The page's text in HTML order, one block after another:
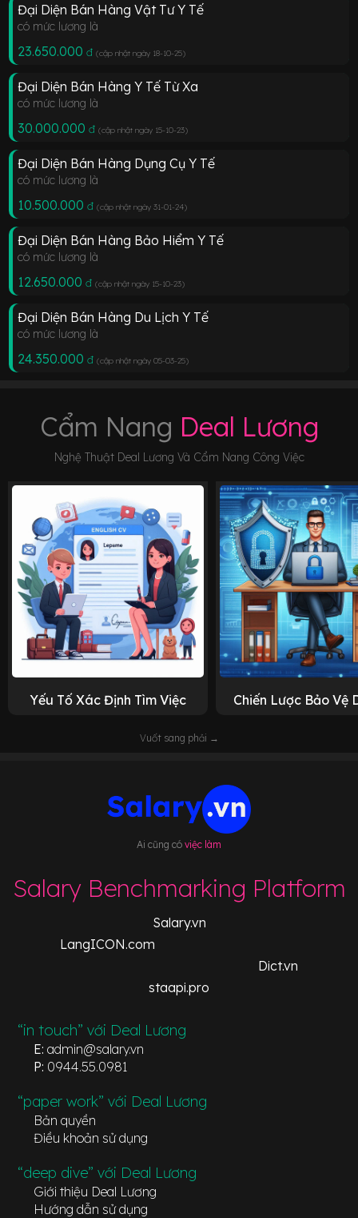
Đại Diện Bán Hàng Vật Tư Y Tế
có mức lương là
23.650.000 đ (cập nhật ngày 18-10-25)
Đại Diện Bán Hàng Y Tế Từ Xa
có mức lương là
30.000.000 đ (cập nhật ngày 15-10-23)
Đại Diện Bán Hàng Dụng Cụ Y Tế
có mức lương là
10.500.000 đ (cập nhật ngày 31-01-24)
Đại Diện Bán Hàng Bảo Hiểm Y Tế
có mức lương là
12.650.000 đ (cập nhật ngày 15-10-23)
Đại Diện Bán Hàng Du Lịch Y Tế
có mức lương là
24.350.000 đ (cập nhật ngày 05-03-25)
Cẩm Nang Deal Lương
Nghệ Thuật Deal Lương Và Cẩm Nang Công Việc
Yếu Tố Xác Định Tìm Việc Chiến Lược Bảo Vệ
Vuốt sang phải →
Ai cũng có việc làm
Salary Benchmarking Platform
Salary.vn
LangICON.com
Dict.vn
staapi.pro
“in touch” với Deal Lương
E: admin@salary.vn
P: 0944.55.0981
“paper work” với Deal Lương
Bản quyền
Điều khoản sử dụng
“deep dive” với Deal Lương
Giới thiệu Deal Lương
Hướng dẫn sử dụng